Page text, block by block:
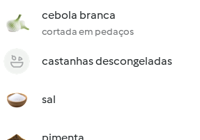
cebola branca
cortada em pedaços
castanhas descongeladas
sal